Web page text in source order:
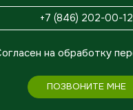
на обработку
ПОЗВОНИТЕ МНЕ